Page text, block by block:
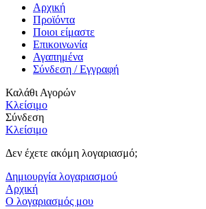
Αρχική
Προϊόντα
Ποιοι είμαστε
Επικοινωνία
Αγαπημένα
Σύνδεση / Εγγραφή
Καλάθι Αγορών
Κλείσιμο
Σύνδεση
Κλείσιμο
Δεν έχετε ακόμη λογαριασμό;
Δημιουργία λογαριασμού
Αρχική
Ο λογαριασμός μου